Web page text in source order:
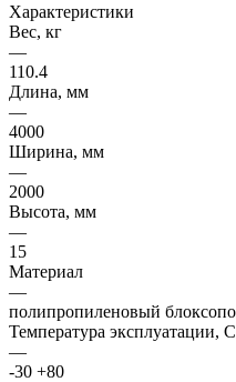
Характеристики
Вес, кг
—
110.4
Длина, мм
—
4000
Ширина, мм
—
2000
Высота, мм
—
15
Материал
—
полипропиленовый
Температура эксплуатации, С
—
-30 +80